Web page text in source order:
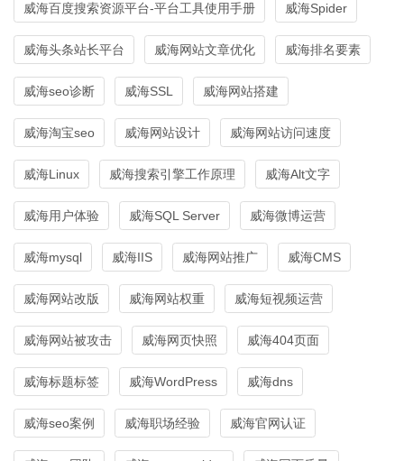
威海百度搜索资源平台-平台工具使用手册 威海Spider
威海头条站长平台 威海网站文章优化 威海排名要素
威海seo诊断 威海SSL 威海网站搭建
威海淘宝seo 威海网站设计 威海网站访问速度
威海Linux 威海搜索引擎工作原理 威海Alt文字
威海用户体验 威海SQL Server 威海微博运营
威海mysql 威海IIS 威海网站推广 威海CMS
威海网站改版 威海网站权重 威海短视频运营
威海网站被攻击 威海网页快照 威海404页面
威海标题标签 威海WordPress 威海dns
威海seo案例 威海职场经验 威海官网认证